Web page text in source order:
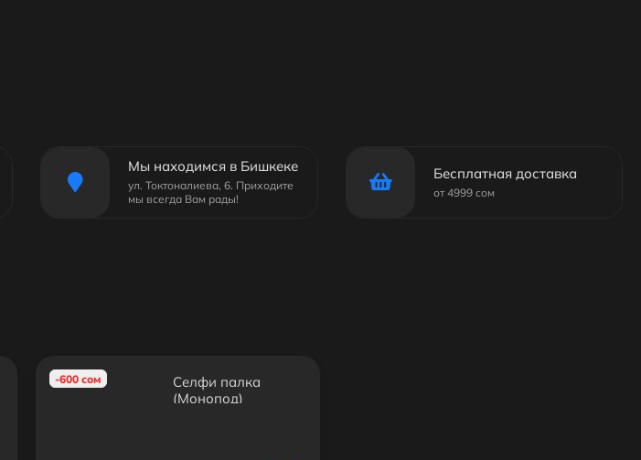
Мы находимся в Бишкеке
ул. Токтоналиева, 6. Приходите
мы всегда Вам рады!
Бесплатная доставка
от 4999 сом
-600 сом
Селфи палка
(Монопод)